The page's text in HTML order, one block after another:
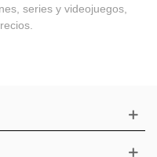
series y videojuegos,